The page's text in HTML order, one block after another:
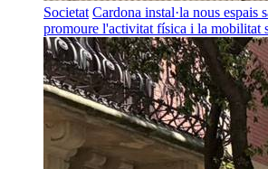
Societat Cardona instal·la nous espais
promoure l'activitat física i la mobilitat